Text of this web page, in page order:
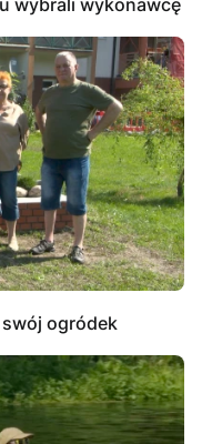
ogródek